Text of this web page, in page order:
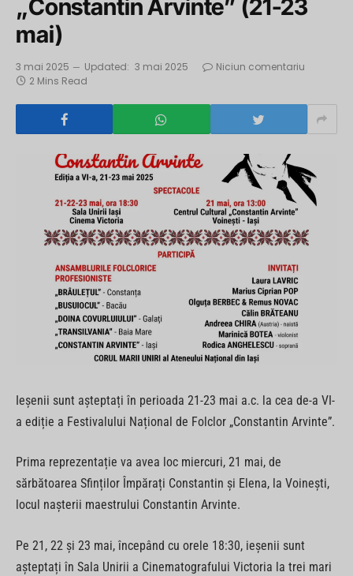
„Constantin Arvinte” (21-23
mai)
3 mai 2025 Updated: 3 mai 2025
Niciun comentariu
2 Mins Read
Ieșenii sunt așteptați în perioada 21-23 mai a.c. la cea de-a VI-
a ediție a Festivalului Național de Folclor „Constantin Arvinte”.
Prima reprezentație va avea loc miercuri, 21 mai, de
sărbătoarea Sfinților Împărați Constantin și Elena, la Voinești,
locul nașterii maestrului Constantin Arvinte.
Pe 21, 22 și 23 mai, începând cu orele 18:30, ieșenii sunt
așteptați în Sala Unirii a Cinematografului Victoria la trei mari